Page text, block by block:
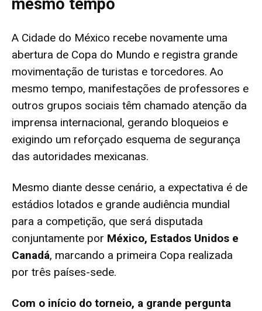
mesmo tempo
A Cidade do México recebe novamente uma
abertura de Copa do Mundo e registra grande
movimentação de turistas e torcedores. Ao
mesmo tempo, manifestações de professores e
outros grupos sociais têm chamado atenção da
imprensa internacional, gerando bloqueios e
exigindo um reforçado esquema de segurança
das autoridades mexicanas.
Mesmo diante desse cenário, a expectativa é de
estádios lotados e grande audiência mundial
para a competição, que será disputada
conjuntamente por México, Estados Unidos e
Canadá, marcando a primeira Copa realizada
por três países-sede.
Com o início do torneio, a grande pergunta